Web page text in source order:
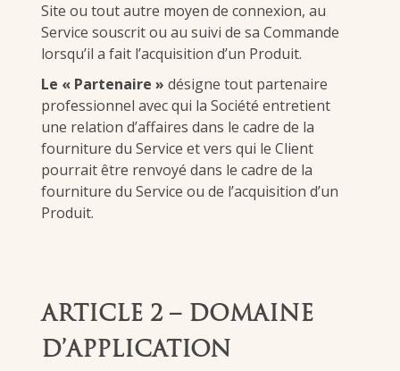
Site ou tout autre moyen de connexion, au
Service souscrit ou au suivi de sa Commande
lorsqu’il a fait l’acquisition d’un Produit.
Le « Partenaire » désigne tout partenaire
professionnel avec qui la Société entretient
une relation d’affaires dans le cadre de la
fourniture du Service et vers qui le Client
pourrait être renvoyé dans le cadre de la
fourniture du Service ou de l’acquisition d’un
Produit.
ARTICLE 2 – DOMAINE
D’APPLICATION